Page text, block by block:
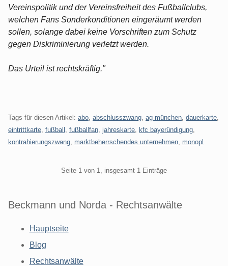
Vereinspolitik und der Vereinsfreiheit des Fußballclubs,
welchen Fans Sonderkonditionen eingeräumt werden
sollen, solange dabei keine Vorschriften zum Schutz
gegen Diskriminierung verletzt werden.
Das Urteil ist rechtskräftig."
Tags für diesen Artikel: abo abschlusszwang ag münchen dauerkarte
eintrittkarte fußball fußballfan jahreskarte kfc bayeründigung
kontrahierungszwang marktbeherrschendes unternehmen monopl
Seite 1 von 1, insgesamt 1 Einträge
Beckmann und Norda - Rechtsanwälte
Hauptseite
Blog
Rechtsanwälte